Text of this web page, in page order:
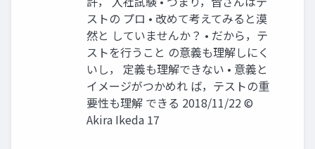
ストの プロ • 改めて考えてみると漠
然と していませんか？ • だから，テ
ストを行うこと の意義も理解しにく
いし， 定義も理解できない • 意義と
イメージがつかめれ ば，テストの重
要性も理解 できる 2018/11/22 ©
Akira Ikeda 17